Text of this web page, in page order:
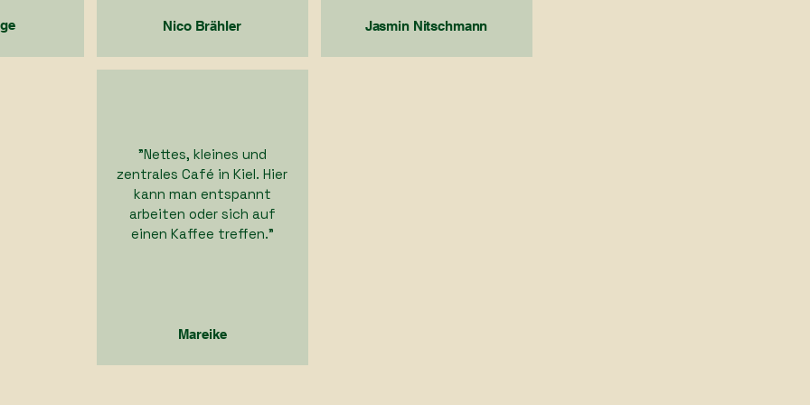
Nico Brähler Jasmin Nitschmann
"Nettes, kleines und
zentrales Café in Kiel. Hier
kann man entspannt
arbeiten oder sich auf
einen Kaffee treffen."
Mareike